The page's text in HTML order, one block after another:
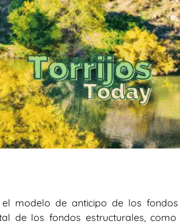
el modelo de anticipo de los
de los fondos estructurales, como